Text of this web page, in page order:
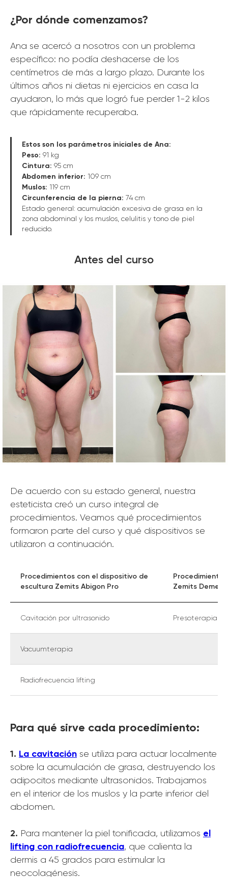
¿Por dónde comenzamos?
Ana se acercó a nosotros con un problema
específico: no podía deshacerse de los
centímetros de más a largo plazo. Durante los
últimos años ni dietas ni ejercicios en casa la
ayudaron, lo más que logró fue perder 1-2 kilos
que rápidamente recuperaba.
Estos son los parámetros iniciales de Ana:
Peso: 91 kg
Cintura: 95 cm
Abdomen inferior: 109 cm
Muslos: 119 cm
Circunferencia de la pierna: 74 cm
Estado general: acumulación excesiva de grasa en la
zona abdominal y los muslos, celulitis y tono de piel
reducido.
Antes del curso
De acuerdo con su estado general, nuestra
esteticista creó un curso integral de
procedimientos. Veamos qué procedimientos
formaron parte del curso y qué dispositivos se
utilizaron a continuación.
Procedimientos con el dispositivo de
escultura Zemits Abigon Pro
Procedimiento
Zemits
Cavitación por ultrasonido Presoterapia
Vacuumterapia
Radiofrecuencia lifting
Para qué sirve cada procedimiento:
‍1. La cavitación se utiliza para actuar localmente
sobre la acumulación de grasa, destruyendo los
adipocitos mediante ultrasonidos. Trabajamos
en el interior de los muslos y la parte inferior del
abdomen.
‍2. Para mantener la piel tonificada, utilizamos el
lifting con radiofrecuencia, que calienta la
dermis a 45 grados para estimular la
neocolagénesis.